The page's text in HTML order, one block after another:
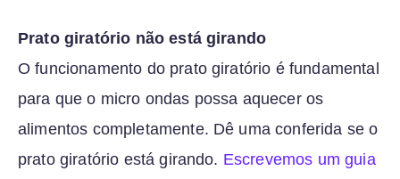
Prato giratório não está girando
O funcionamento do prato giratório é fundamental
para que o micro ondas possa aquecer os
alimentos completamente. Dê uma conferida se o
prato giratório está girando. Escrevemos um guia